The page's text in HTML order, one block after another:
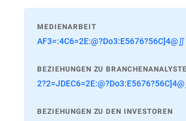
MEDIENARBEIT
AF3=:4C6=2E:@?Do3:E5676?56C]4@∬
BEZIEHUNGEN ZU
BEZIEHUNGEN ZU DEN INVESTOREN